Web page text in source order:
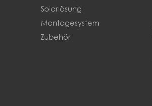
Solarlösung
Montagesystem
Zubehör